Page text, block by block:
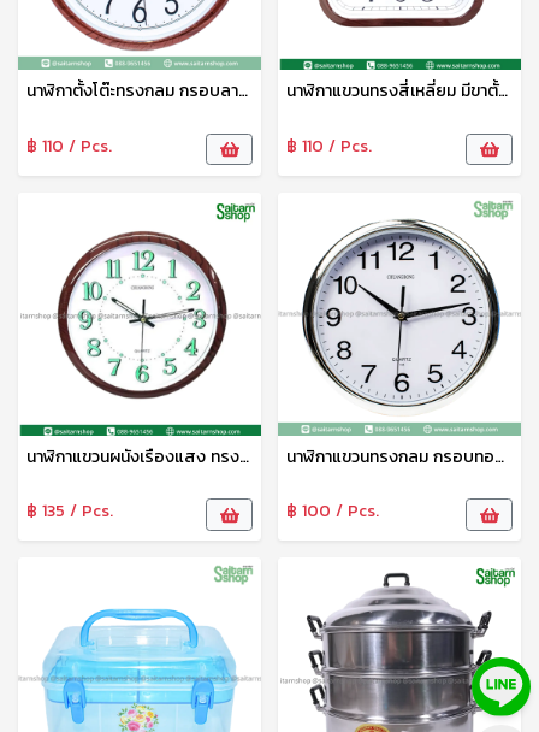
นาฬิกาตั้งโต๊ะทรงกลม กรอบลายไม้ นาฬิกาแนววินเทจ เข็มเดินเรียบ ไร้เสียง คุณภาพดี แข็งแรง ทนทาน No.23171
฿ 110 / Pcs.
นาฬิกาแขวนทรงสี่เหลี่ยม มีขาตั้ง นาฬิกาแนววินเทจ Wall cock เข็มเดินเรียบ ไร้เสียง คุณภาพดี แข็งแรง ทนทาน No.23170
฿ 110 / Pcs.
นาฬิกาแขวนผนังเรืองแสง ทรงกลม นาฬิกาแขวนผนัง คุณภาพสูง พื้นผิวกระจก เดินเรียบไม่มีเสียง แข็งแรง ทนทาน No.23169
฿ 135 / Pcs.
นาฬิกาแขวนทรงกลม กรอบทอง เงิน สไตล์คลาสสิค เรียบง่ายมีสไตล์ นาฬิกาติดผนัง เข็มเดินเรียบ ไร้เสียง คุณภาพดี แข็งแรง ทนทาน No.23154
฿ 100 / Pcs.